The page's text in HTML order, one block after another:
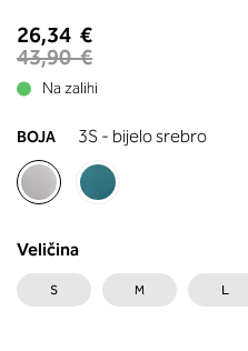
beginning
of
the
images
gallery
26,34 €
43,90 €
Na zalihi
BOJA 3S - bijelo srebro
Veličina
S M L